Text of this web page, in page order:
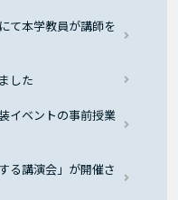
て本学教員が講師を
した
イベントの事前授業
る講演会」が開催さ